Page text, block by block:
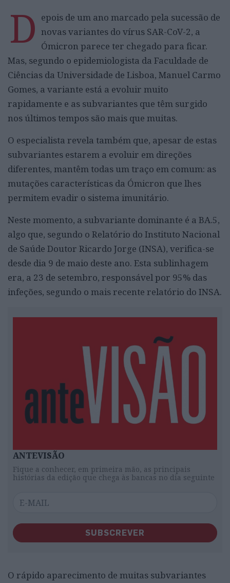
D epois de um ano marcado pela sucessão de
novas variantes do vírus SAR-CoV-2, a
Ómicron parece ter chegado para ficar.
Mas, segundo o epidemiologista da Faculdade de
Ciências da Universidade de Lisboa, Manuel Carmo
Gomes, a variante está a evoluir muito
rapidamente e as subvariantes que têm surgido
nos últimos tempos são mais que muitas.
O especialista revela também que, apesar de estas
subvariantes estarem a evoluir em direções
diferentes, mantêm todas um traço em comum: as
mutações características da Ómicron que lhes
permitem evadir o sistema imunitário.
Neste momento, a subvariante dominante é a BA.5,
algo que, segundo o Relatório do Instituto Nacional
de Saúde Doutor Ricardo Jorge (INSA), verifica-se
desde dia 9 de maio deste ano. Esta sublinhagem
era, a 23 de setembro, responsável por 95% das
infeções, segundo o mais recente relatório do INSA.
ANTEVISÃO
Fique a conhecer, em primeira mão, as principais
histórias da edição que chega às bancas no dia seguinte
SUBSCREVER
O rápido aparecimento de muitas subvariantes